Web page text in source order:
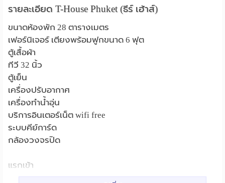
รายละเอียด T-House Phuket (ธีร์ เฮ้าส์)
ขนาดห้องพัก 28 ตารางเมตร
เฟอร์นิเจอร์ เตียงพร้อมฟูกขนาด 6 ฟุต
ตู้เสื้อผ้า
ทีวี 32 นิ้ว
ตู้เย็น
เครื่องปรับอากาศ
เครื่องทำน้ำอุ่น
บริการอินเตอร์เน็ต wifi free
ระบบคีย์การ์ด
กล้องวงจรปิด
แรกเข้า
จ่ายเงินมัดจำ 6,000 บาท พร้อมค่าเช่า 6,000 บาท